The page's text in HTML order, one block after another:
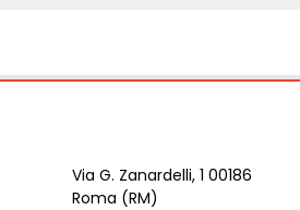
Via G. Zanardelli, 1 00186
Roma (RM)